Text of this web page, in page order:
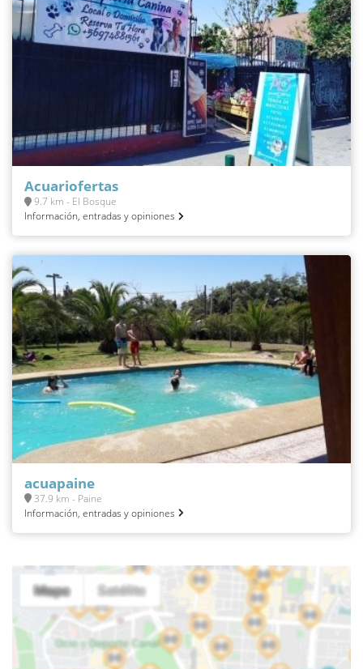
Acuariofertas
9.7 km - El Bosque
Información, entradas y opiniones
acuapaine
37.9 km - Paine
Información, entradas y opiniones